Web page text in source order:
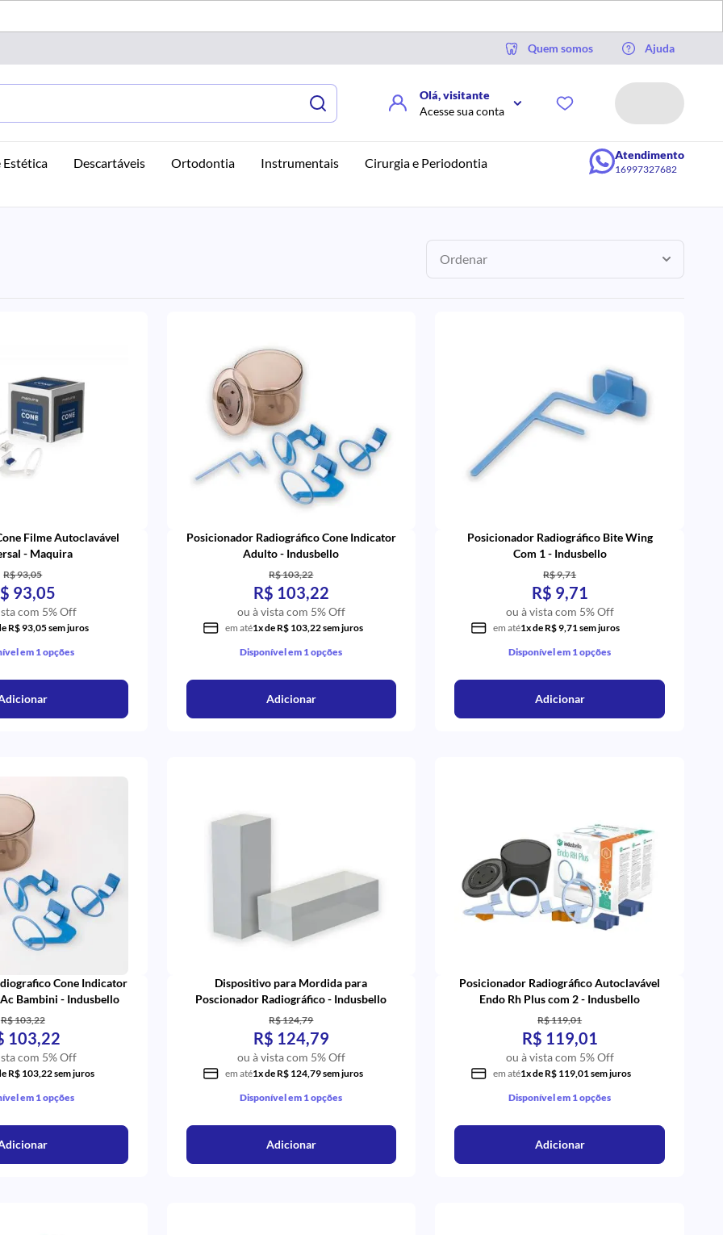
Quem somos Ajuda
Olá, visitante
Acesse sua conta
Descartáveis Ortodontia Instrumentais Cirurgia e Periodontia
Atendimento
16997327682
Ordenar
Filme Autoclavável
- Maquira
R$ 93,05
93,05
com 5% Off
R$ 93,05 sem juros
em 1 opções
Posicionador Radiográfico Cone Indicator
Adulto - Indusbello
R$ 103,22
R$ 103,22
ou à vista com 5% Off
em até1x de R$ 103,22 sem juros
Disponível em 1 opções
Adicionar
Posicionador Radiográfico Bite Wing
Com 1 - Indusbello
R$ 9,71
R$ 9,71
ou à vista com 5% Off
em até1x de R$ 9,71 sem juros
Disponível em 1 opções
Adicionar
Cone Indicator
Bambini - Indusbello
R$ 103,22
103,22
com 5% Off
R$ 103,22 sem juros
em 1 opções
Dispositivo para Mordida para
Poscionador Radiográfico - Indusbello
R$ 124,79
R$ 124,79
ou à vista com 5% Off
em até1x de R$ 124,79 sem juros
Disponível em 1 opções
Adicionar
Posicionador Radiográfico Autoclavável
Endo Rh Plus com 2 - Indusbello
R$ 119,01
R$ 119,01
ou à vista com 5% Off
em até1x de R$ 119,01 sem juros
Disponível em 1 opções
Adicionar